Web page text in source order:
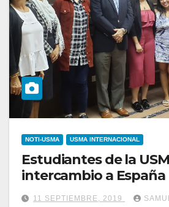
NOTI-USMA USMA INTERNACIONAL
Estudiantes de la
intercambio a España
11 SEPTIEMBRE, 2019